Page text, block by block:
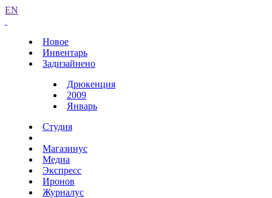
EN
Новое
Инвентарь
Задизайнено
Дрюкенция
2009
Январь
Студия
Магазинус
Медиа
Экспресс
Иронов
Журналус